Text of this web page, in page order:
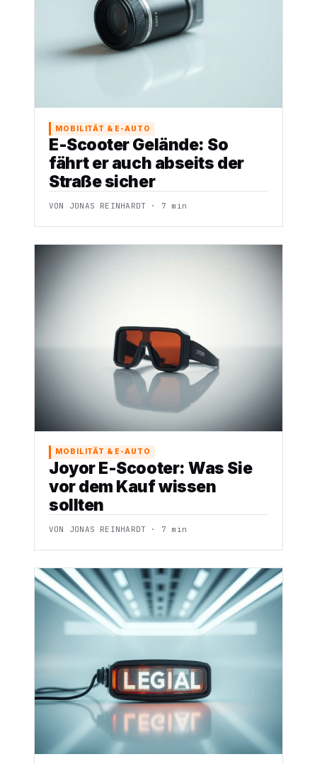
MOBILITÄT & E-AUTO
E-Scooter Gelände: So
fährt er auch abseits der
Straße sicher
VON JONAS REINHARDT · 7 min
MOBILITÄT & E-AUTO
Joyor E-Scooter: Was Sie
vor dem Kauf wissen
sollten
VON JONAS REINHARDT · 7 min